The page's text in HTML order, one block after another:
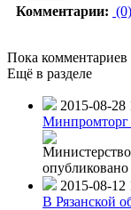
Комментарии: (0)
Пока комментариев
Ещё в разделе
2015-08-28
Минпромторг
2015-08-12
В Рязанской